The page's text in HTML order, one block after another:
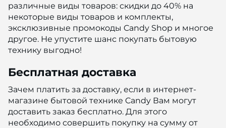
различные виды товаров: скидки до 40% на
некоторые виды товаров и комплекты,
эксклюзивные промокоды Candy Shop и многое
другое. Не упустите шанс покупать бытовую
технику выгодно!
Бесплатная доставка
Зачем платить за доставку, если в интернет-
магазине бытовой технике Candy Вам могут
доставить заказ бесплатно. Для этого
необходимо совершить покупку на сумму от